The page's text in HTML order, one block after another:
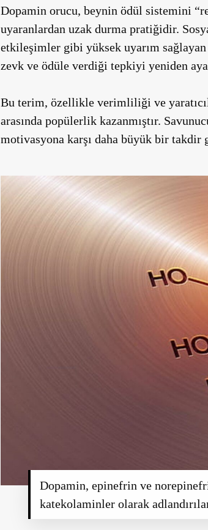
Dopamin orucu, beynin ödül sistemini
uyaranlardan uzak durma pratiğidir.
etkileşimler gibi yüksek uyarım
zevk ve ödüle verdiği tepkiyi yeniden
Bu terim, özellikle verimliliği ve
arasında popülerlik kazanmıştır.
motivasyona karşı daha büyük bir
Dopamin, epinefrin ve
katekolaminler olarak